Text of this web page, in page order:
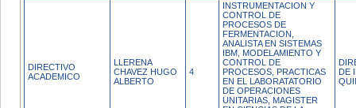
DIRECTIVO
ACADEMICO
LLERENA
CHAVEZ HUGO
ALBERTO
4
INSTRUMENTACION Y
CONTROL DE
PROCESOS DE
FERMENTACION,
ANALISTA EN SISTEMAS
IBM, MODELAMIENTO Y
CONTROL DE
PROCESOS, PRACTICAS
EN EL LABORATATORIO
DE OPERACIONES
UNITARIAS, MAGISTER
DE